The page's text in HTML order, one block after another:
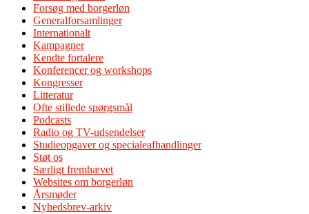
Forsøg med borgerløn
Generalforsamlinger
Internationalt
Kampagner
Kendte fortalere
Konferencer og workshops
Kongresser
Litteratur
Ofte stillede spørgsmål
Podcasts
Radio og TV-udsendelser
Studieopgaver og specialeafhandlinger
Støt os
Særligt fremhævet
Websites om borgerløn
Årsmøder
Nyhedsbrev-arkiv